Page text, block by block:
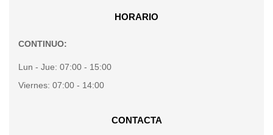
HORARIO
CONTINUO:
Lun - Jue: 07:00 - 15:00
Viernes: 07:00 - 14:00
CONTACTA